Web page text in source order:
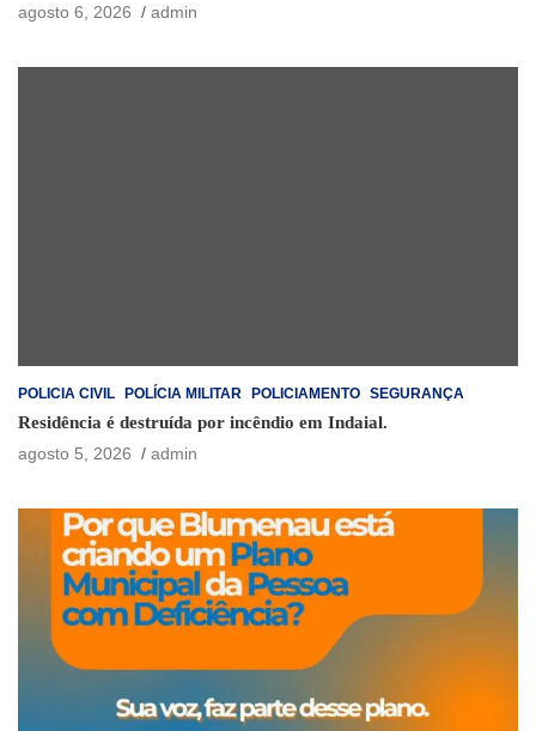
agosto 6, 2026
admin
POLICIA CIVIL POLÍCIA MILITAR POLICIAMENTO SEGURANÇA
Residência é destruída por incêndio em Indaial.
agosto 5, 2026
admin